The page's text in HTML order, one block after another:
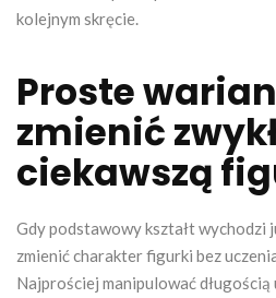
kolejnym skręcie.
Proste
zmienić
ciekawszą
Gdy podstawowy kształt wychodzi
zmienić charakter figurki bez
Najprościej manipulować długością